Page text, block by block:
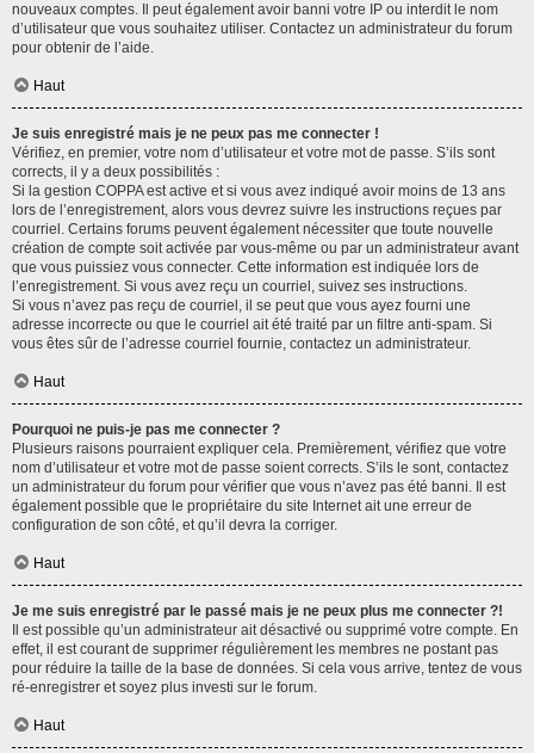
nouveaux comptes. Il peut également avoir banni votre IP ou interdit le nom
d’utilisateur que vous souhaitez utiliser. Contactez un administrateur du forum
pour obtenir de l’aide.
Haut
Je suis enregistré mais je ne peux pas me connecter !
Vérifiez, en premier, votre nom d’utilisateur et votre mot de passe. S’ils sont
corrects, il y a deux possibilités :
Si la gestion COPPA est active et si vous avez indiqué avoir moins de 13 ans
lors de l’enregistrement, alors vous devrez suivre les instructions reçues par
courriel. Certains forums peuvent également nécessiter que toute nouvelle
création de compte soit activée par vous-même ou par un administrateur avant
que vous puissiez vous connecter. Cette information est indiquée lors de
l’enregistrement. Si vous avez reçu un courriel, suivez ses instructions.
Si vous n’avez pas reçu de courriel, il se peut que vous ayez fourni une
adresse incorrecte ou que le courriel ait été traité par un filtre anti-spam. Si
vous êtes sûr de l’adresse courriel fournie, contactez un administrateur.
Haut
Pourquoi ne puis-je pas me connecter ?
Plusieurs raisons pourraient expliquer cela. Premièrement, vérifiez que votre
nom d’utilisateur et votre mot de passe soient corrects. S’ils le sont, contactez
un administrateur du forum pour vérifier que vous n’avez pas été banni. Il est
également possible que le propriétaire du site Internet ait une erreur de
configuration de son côté, et qu’il devra la corriger.
Haut
Je me suis enregistré par le passé mais je ne peux plus me connecter ?!
Il est possible qu’un administrateur ait désactivé ou supprimé votre compte. En
effet, il est courant de supprimer régulièrement les membres ne postant pas
pour réduire la taille de la base de données. Si cela vous arrive, tentez de vous
ré-enregistrer et soyez plus investi sur le forum.
Haut